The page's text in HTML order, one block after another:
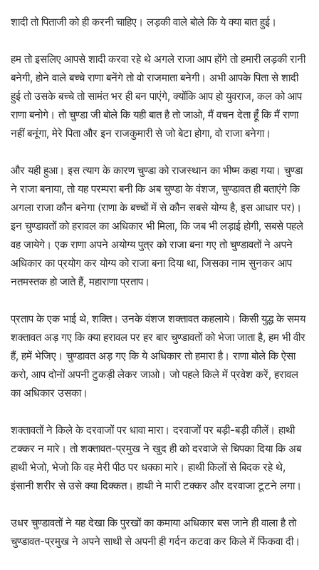
शादी तो पिताजी को ही करनी चाहिए। लड़की वाले बोले कि ये क्या बात हुई।
हम तो इसलिए आपसे शादी करवा रहे थे अगले राजा आप होंगे तो हमारी लड़की रानी
बनेगी, होने वाले बच्चे राणा बनेंगे तो वो राजमाता बनेगी। अभी आपके पिता से शादी
हुई तो उसके बच्चे तो सामंत भर ही बन पाएंगे, क्योंकि आप हो युवराज, कल को आप
राणा बनोगे। तो चुण्डा जी बोले कि यही बात है तो जाओ, मैं वचन देता हूँ कि मैं राणा
नहीं बनूंगा, मेरे पिता और इन राजकुमारी से जो बेटा होगा, वो राजा बनेगा।
और यही हुआ। इस त्याग के कारण चुण्डा को राजस्थान का भीष्म कहा गया। चुण्डा
ने राजा बनाया, तो यह परम्परा बनी कि अब चुण्डा के वंशज, चुण्डावत ही बताएंगे कि
अगला राजा कौन बनेगा (राणा के बच्चों में से कौन सबसे योग्य है, इस आधार पर)।
इन चुण्डावतों को हरावल का अधिकार भी मिला, कि जब भी लड़ाई होगी, सबसे पहले
वह जायेगे। एक राणा अपने अयोग्य पुत्र को राजा बना गए तो चुण्डावतों ने अपने
अधिकार का प्रयोग कर योग्य को राजा बना दिया था, जिसका नाम सुनकर आप
नतमस्तक हो जाते हैं, महाराणा प्रताप।
प्रताप के एक भाई थे, शक्ति। उनके वंशज शक्तावत कहलाये। किसी युद्ध के समय
शक्तावत अड़ गए कि क्या हरावल पर हर बार चुण्डावतों को भेजा जाता है, हम भी वीर
हैं, हमें भेजिए। चुण्डावत अड़ गए कि ये अधिकार तो हमारा है। राणा बोले कि ऐसा
करो, आप दोनों अपनी टुकड़ी लेकर जाओ। जो पहले किले में प्रवेश करें, हरावल
का अधिकार उसका।
शक्तावतों ने किले के दरवाजों पर धावा मारा। दरवाजों पर बड़ी-बड़ी कीलें। हाथी
टक्कर न मारे। तो शक्तावत-प्रमुख ने खुद ही को दरवाजे से चिपका दिया कि अब
हाथी भेजो, भेजो कि वह मेरी पीठ पर धक्का मारे। हाथी किलों से बिदक रहे थे,
इंसानी शरीर से उसे क्या दिक्कत। हाथी ने मारी टक्कर और दरवाजा टूटने लगा।
उधर चुण्डावतों ने यह देखा कि पुरखों का कमाया अधिकार बस जाने ही वाला है तो
चुण्डावत-प्रमुख ने अपने साथी से अपनी ही गर्दन कटवा कर किले में फिंकवा दी।